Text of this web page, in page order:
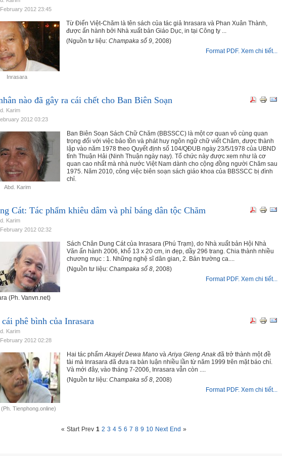
2012 23:45
Inrasara
Từ Ðiển Việt-Chăm là tên sách của tác giả Inrasara và Phan Xuân Thành,
được ấn hành bởi Nhà xuất bản Giáo Dục, in tại Công ty ...
(Nguồn tư liệu: Champaka số 9, 2008)
Format PDF. Xem chi tiết...
nào đã gây ra cái chết cho Ban Biên Soạn
Karim
2012 03:23
Abd. Karim
Ban Biên Soạn Sách Chữ Chăm (BBSSCC) là một cơ quan vô cùng quan
trọng đối với việc bảo tồn và phát huy ngôn ngữ chữ viết Chăm, được thành
lập vào năm 1978 theo Quyết định số 104/QÐUB ngày 23/5/1978 của UBND
tỉnh Thuận Hải (Ninh Thuận ngày nay). Tổ chức này được xem như là cơ
quan cao nhất mà nhà nước Việt Nam dành cho cộng đồng người Chăm sau
1975. Năm 2010, công việc biên soạn sách giáo khoa của BBSSCC bị đình
chỉ.
Cát: Tác phẩm khiêu dâm và phỉ báng dân tộc Chăm
Karim
2012 02:32
(Ph. Vanvn.net)
Sách Chân Dung Cát của Inrasara (Phú Trạm), do Nhà xuất bản Hội Nhà
Văn ấn hành 2006, khổ 13 x 20 cm, in đẹp, dầy 296 trang. Chia thành nhiều
chương mục : 1. Những nghệ sĩ dân gian, 2. Bản trường ca....
(Nguồn tư liệu: Champaka số 8, 2008)
Format PDF. Xem chi tiết...
phê bình của Inrasara
Karim
2012 02:28
Tienphong.online)
Hai tác phẩmAkayét Dewa Mano vàAriya Gleng Anakđã trở thành một đề
tài mà Inrasara đã đưa ra bàn luận nhiều lần từ năm 1999 trên mặt báo chí.
Và mới đây, vào tháng 7-2006, Inrasara vẫn còn ....
(Nguồn tư liệu: Champaka số 8, 2008)
Format PDF. Xem chi tiết...
« Start Prev 1 2 3 4 5 6 7 8 9 10 Next End »